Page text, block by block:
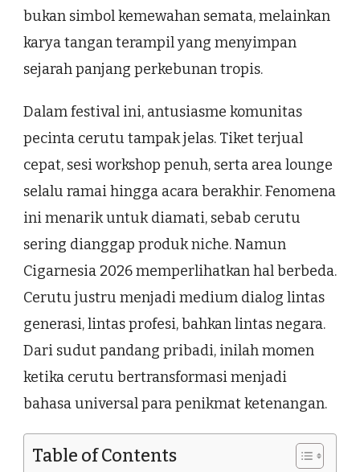
bukan simbol kemewahan semata, melainkan
karya tangan terampil yang menyimpan
sejarah panjang perkebunan tropis.
Dalam festival ini, antusiasme komunitas
pecinta cerutu tampak jelas. Tiket terjual
cepat, sesi workshop penuh, serta area lounge
selalu ramai hingga acara berakhir. Fenomena
ini menarik untuk diamati, sebab cerutu
sering dianggap produk niche. Namun
Cigarnesia 2026 memperlihatkan hal berbeda.
Cerutu justru menjadi medium dialog lintas
generasi, lintas profesi, bahkan lintas negara.
Dari sudut pandang pribadi, inilah momen
ketika cerutu bertransformasi menjadi
bahasa universal para penikmat ketenangan.
Table of Contents